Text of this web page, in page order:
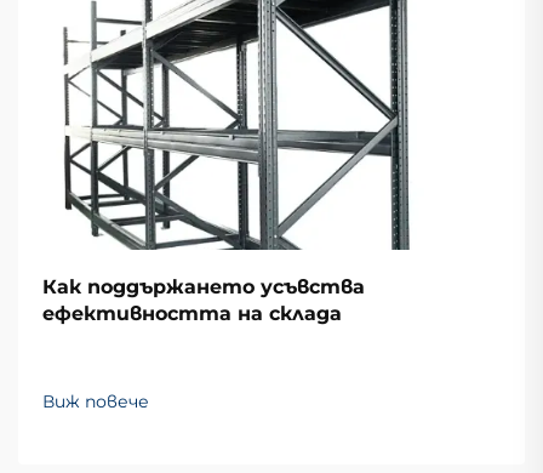
Как поддържането усъвства
ефективността на склада
Виж повече